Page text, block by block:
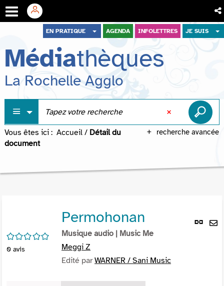
menu
contenu
recherche
EN PRATIQUE AGENDA INFOLETTRES JE SUIS
Médiathèques
La Rochelle Agglo
recherche avancée
Vous êtes ici : Accueil / Détail du
document
Lien
/5
0 avis
Permohonan
Musique audio | Music Me
Meggi Z
Edité parWARNER / Sani Music